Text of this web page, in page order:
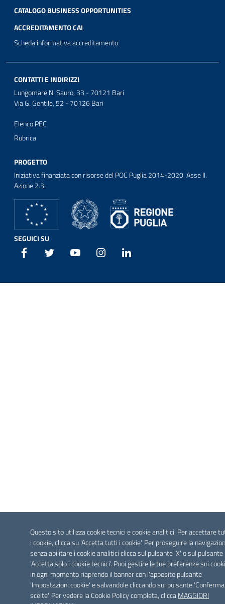
Questo sito utilizza cookie tecnici e cookie analitici. Per accettare
i cookie, clicca su 'Accetta tutti i cookie'. Per proseguire la
senza abilitare i cookie analitici clicca sul pulsante 'X' o sul pulsante
'Accetta solo i cookie tecnici'. Puoi gestire le tue preferenze sui
in ogni momento riaprendo il banner con l'apposito pulsante
'Impostazioni cookie' e salvandole cliccando sul pulsante
scelte'. Per vedere la Cookie Policy completa, cliccaMAGGIORI
CATALOGO BUSINESS OPPORTUNITIES
ACCREDITAMENTO CAI
Scheda informativa accreditamento
CONTATTI E INDIRIZZI
Lungomare N. Sauro, 33 - 70121 Bari
Via G. Gentile, 52 - 70126 Bari
Elenco PEC
Rubrica
PROGETTO
Iniziativa finanziata con risorse del POC Puglia 2014-2020. Asse II.
Azione 2.3.
SEGUICI SU
Facebook Twitter Youtube Instagram